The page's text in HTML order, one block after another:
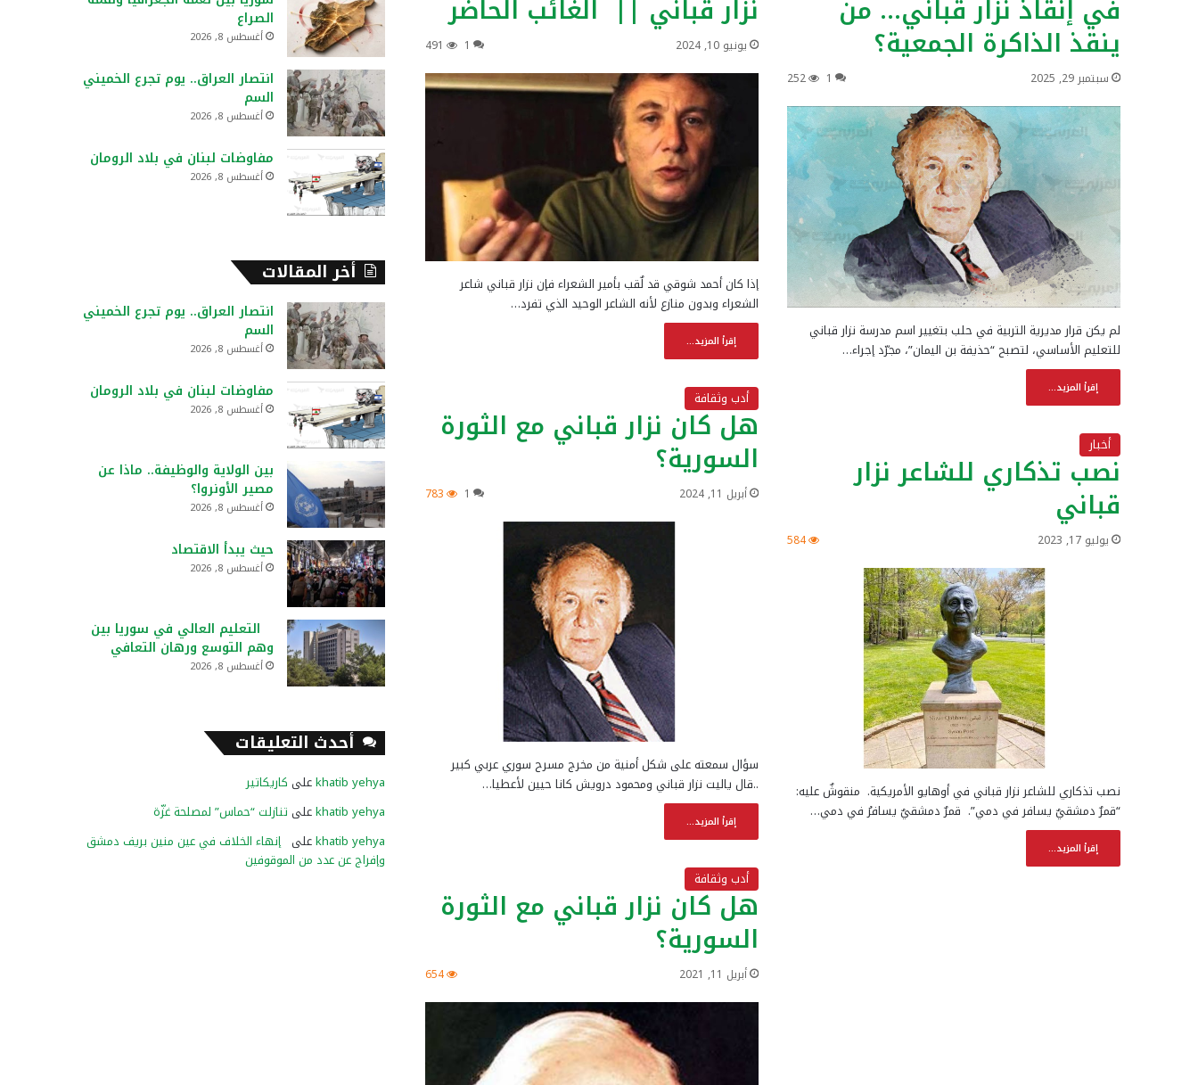
في إنقاذ نزار قباني… من
ينقذ الذاكرة الجمعية؟
سبتمبر 29, 2025 1
252
لم يكن قرار مديرية التربية في حلب بتغيير اسم مدرسة نزار قباني
للتعليم الأساسي، لتصبح “حذيفة بن اليمان”، مجرّد إجراء…
إقرأ المزيد...
نزار قباني || الغائب الحاضر
يونيو 10, 2024 1
491
إذا كان أحمد شوقي قد لٌقب بأمير الشعراء فإن نزار قباني شاعر
الشعراء وبدون منازع لأنه الشاعر الوحيد الذي تفرد…
إقرأ المزيد...
أدب وثقافة
هل كان نزار قباني مع الثورة
السورية؟
أبريل 11, 2024 1
783
سؤال سمعته على شكل أمنية من مخرج مسرح سوري عربي كبير
..قال ياليت نزار قباني ومحمود درويش كانا حيين لأعطيا…
إقرأ المزيد...
أخبار
نصب تذكاري للشاعر نزار
قباني
يوليو 17, 2023 584
نصب تذكاري للشاعر نزار قباني في أوهايو الأمريكية. منقوشٌ عليه:
“قمرٌ دمشقيٌ يسافر في دمي”. قمرٌ دمشقيٌ يسافرُ في دمي…
إقرأ المزيد...
أدب وثقافة
هل كان نزار قباني مع الثورة
السورية؟
أبريل 11, 2021 654
:
الصراع
أغسطس 8, 2026
انتصار العراق.. يوم تجرع الخميني
السم
أغسطس 8, 2026
مفاوضات لبنان في بلاد الرومان
أغسطس 8, 2026
أخر المقالات
انتصار العراق.. يوم تجرع الخميني
السم
أغسطس 8, 2026
مفاوضات لبنان في بلاد الرومان
أغسطس 8, 2026
بين الولاية والوظيفة.. ماذا عن
مصير الأونروا؟
أغسطس 8, 2026
حيث يبدأ الاقتصاد
أغسطس 8, 2026
التعليم العالي في سوريا بين
وهم التوسع ورهان التعافي
أغسطس 8, 2026
أحدث التعليقات
khatib yehyaعلى كاريكاتير
khatib yehyaعلى تنازلت “حماس” لمصلحة غزّة
khatib yehyaعلى إنهاء الخلاف في عين منين بريف دمشق
وإفراج عن عدد من الموقوفين